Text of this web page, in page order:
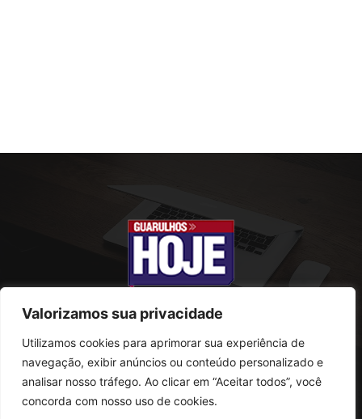
Valorizamos sua privacidade
Utilizamos cookies para aprimorar sua experiência de
navegação, exibir anúncios ou conteúdo personalizado e
analisar nosso tráfego. Ao clicar em “Aceitar todos”, você
concorda com nosso uso de cookies.
SOBRE NÓS
Rua Conselheiro Antonio Prado, 121